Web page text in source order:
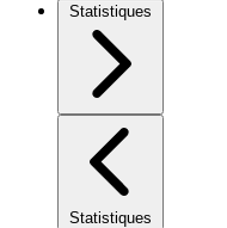
Statistiques
Statistiques